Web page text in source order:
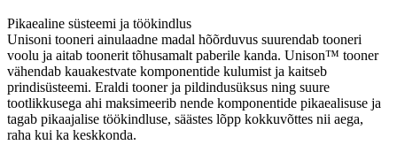
Pikaealine süsteemi ja töökindlus
Unisoni tooneri ainulaadne madal hõõrduvus suurendab tooneri
voolu ja aitab toonerit tõhusamalt paberile kanda. Unison™ tooner
vähendab kauakestvate komponentide kulumist ja kaitseb
prindisüsteemi. Eraldi tooner ja pildindusüksus ning suure
tootlikkusega ahi maksimeerib nende komponentide pikaealisuse ja
tagab pikaajalise töökindluse, säästes lõpp kokkuvõttes nii aega,
raha kui ka keskkonda.